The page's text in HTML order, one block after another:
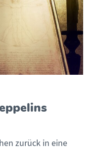
zurück in eine